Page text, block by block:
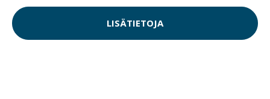
LISÄTIETOJA